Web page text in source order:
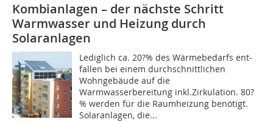
Kombianlagen – der nächste Schritt
Warmwasser und Heizung durch
Solaranlagen
Lediglich ca. 20?% des Wärmebedarfs ent­
fallen bei einem durchschnittlichen
Wohngebäude auf die
Warmwasserbereitung inkl.Zirkulation. 80?
% werden für die Raumheizung benötigt.
Solaranlagen, die...